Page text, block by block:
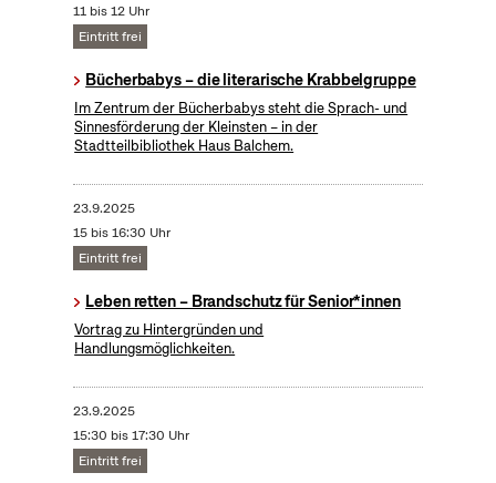
11 bis 12 Uhr
Eintritt frei
Bücherbabys – die literarische Krabbelgruppe
Im Zentrum der Bücherbabys steht die Sprach- und
Sinnesförderung der Kleinsten – in der
Stadtteilbibliothek Haus Balchem.
23.9.2025
15 bis 16:30 Uhr
Eintritt frei
Leben retten – Brandschutz für Senior*innen
Vortrag zu Hintergründen und
Handlungsmöglichkeiten.
23.9.2025
15:30 bis 17:30 Uhr
Eintritt frei